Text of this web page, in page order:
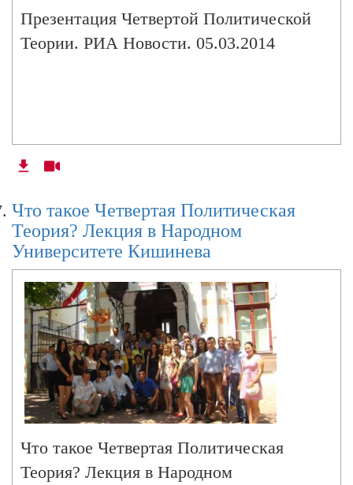
Презентация Четвертой Политической
Теории. РИА Новости. 05.03.2014
Что такое Четвертая Политическая
Теория? Лекция в Народном
Университете Кишинева
Что такое Четвертая Политическая
Теория? Лекция в Народном